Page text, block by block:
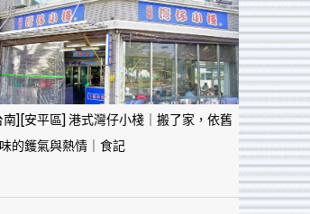
][安平區] 港式灣仔小棧｜搬了家，依舊
的鑊氣與熱情｜食記